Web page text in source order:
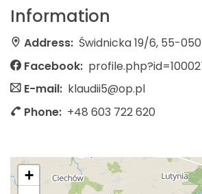
Information
Address: Świdnicka 19/6, 55-
Facebook:
E-mail: klaudii5@op.pl
Phone: +48 603 722 620
+